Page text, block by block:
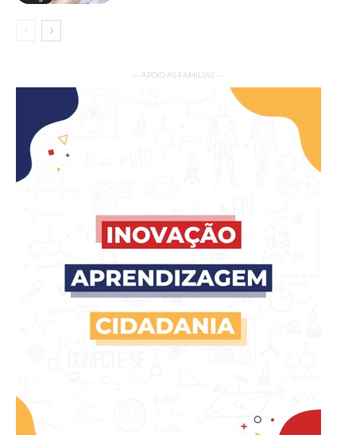
— APOIO ÀS FAMÍLIAS —